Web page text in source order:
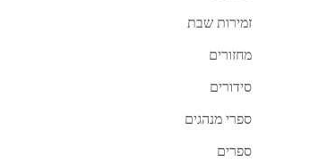
זמירות שבת
מחזורים
סידורים
ספרי מנהגים
ספרים